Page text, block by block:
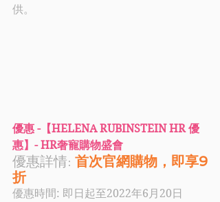
供。
優惠 -【HELENA RUBINSTEIN HR 優
惠】- HR奢寵購物盛會
優惠詳情: 首次官網購物，即享9
折
優惠時間: 即日起至2022年6月20日